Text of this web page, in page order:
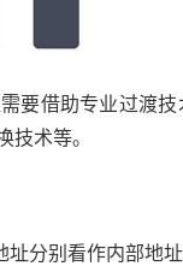
要借助专业过渡
术等。
分别看作内部地